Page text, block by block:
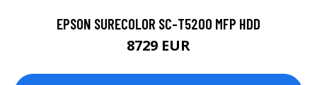
EPSON SURECOLOR SC-T5200 MFP HDD
8729 EUR